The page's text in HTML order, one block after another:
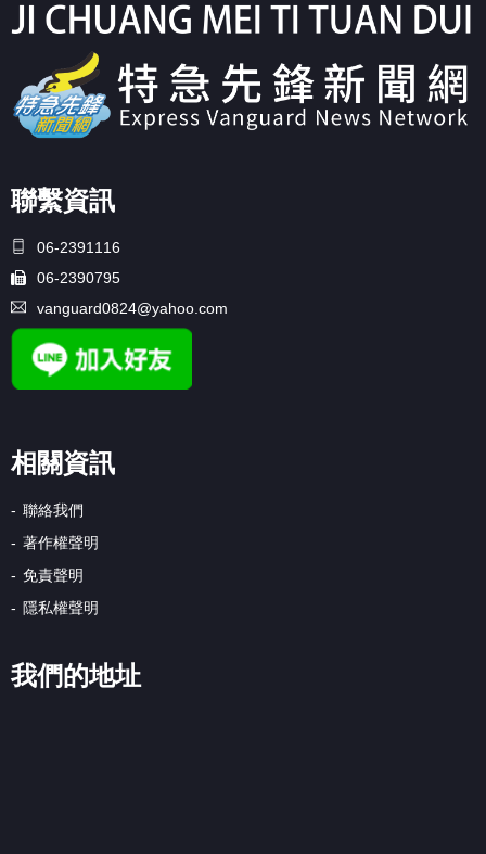
聯繫資訊
06-2391116
06-2390795
vanguard0824@yahoo.com
相關資訊
聯絡我們
著作權聲明
免責聲明
隱私權聲明
我們的地址